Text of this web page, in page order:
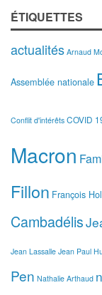
ÉTIQUETTES
actualités Arnaud
Assemblée nationale
Conflit d'intérêts COVID
Macron
Fillon François
Cambadélis
Jean Lassalle Jean Paul
Pen Nathalie Arthaud